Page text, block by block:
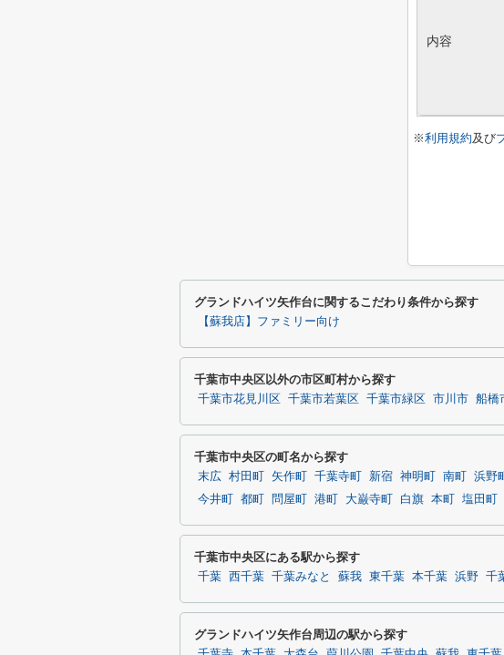
内容
※利用規約及び
グランドハイツ⽮作台に関するこだわり条件から探す
【蘇我店】ファミリー向け
千葉市中央区以外の市区町村から探す
千葉市花見川区 千葉市若葉区 千葉市緑区 市川市 船橋
千葉市中央区の町名から探す
末広 村田町 矢作町 千葉寺町 新宿 神明町 南町 浜野町
今井町
都町 問屋町 港町 大巌寺町 白旗 本町 塩田町
千葉市中央区にある駅から探す
千葉 西千葉 千葉みなと 蘇我 東千葉 本千葉 浜野 千
グランドハイツ⽮作台周辺の駅から探す